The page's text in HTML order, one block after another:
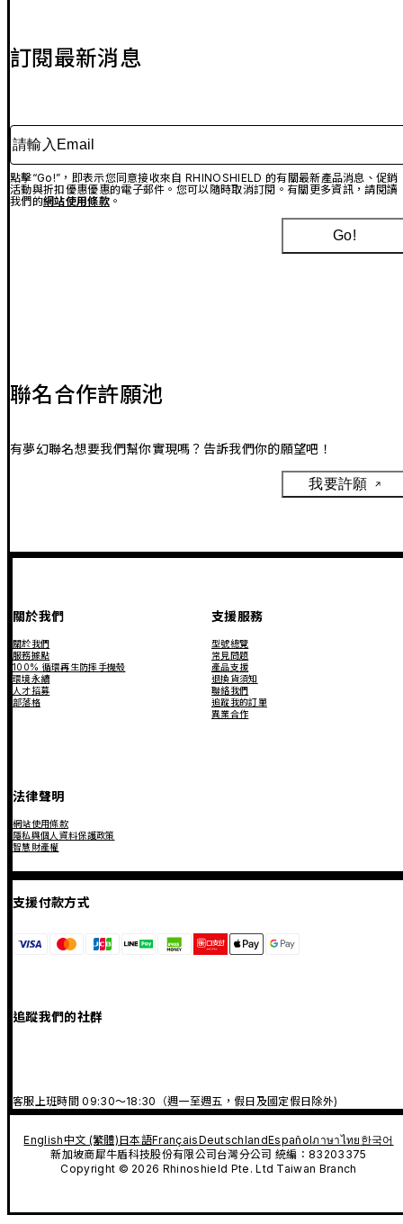
訂閱最新消息
請輸入Email
點擊“Go!”，即表示您同意接收來自 RHINOSHIELD 的有關最新產品消息、促銷
活動與折扣優惠優惠的電子郵件。您可以隨時取消訂閱。有關更多資訊，請閱讀
我們的網站使用條款。
Go!
聯名合作許願池
有夢幻聯名想要我們幫你實現嗎？告訴我們你的願望吧！
我要許願
關於我們
關於我們
服務據點
100% 循環再生防摔手機殼
環境永續
人才招募
部落格
支援服務
型號總覽
常見問題
產品支援
退換貨須知
聯絡我們
追蹤我的訂單
異業合作
法律聲明
網站使用條款
隱私與個人資料保護政策
智慧財產權
支援付款方式
追蹤我們的社群
客服上班時間 09:30～18:30（週一至週五，假日及國定假日除外)
English中文 (繁體)日本語FrançaisDeutschlandEspañolภาษาไทย 한국어
新加坡商犀牛盾科技股份有限公司台灣分公司 統編：83203375
Copyright © 2026 Rhinoshield Pte. Ltd Taiwan Branch